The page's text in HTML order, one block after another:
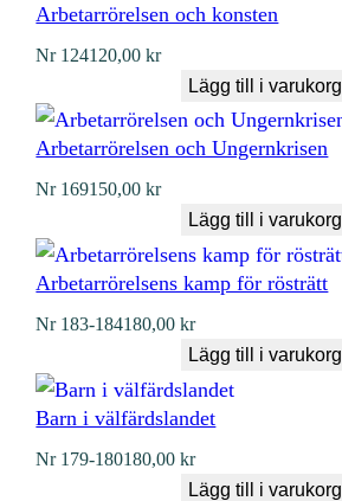
Arbetarrörelsen och konsten
Nr 124120,00kr
Lägg till i varukorg
Arbetarrörelsen och Ungernkrisen
Nr 169150,00kr
Lägg till i varukorg
Arbetarrörelsens kamp för rösträtt
Nr 183-184180,00kr
Lägg till i varukorg
Barn i välfärdslandet
Nr 179-180180,00kr
Lägg till i varukorg